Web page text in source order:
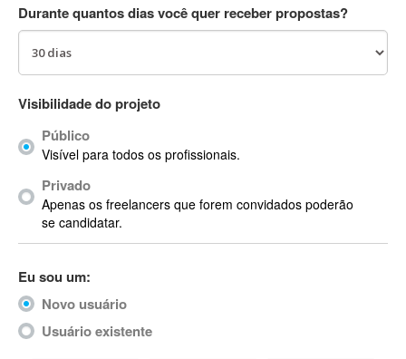
AC3
ACID Pro
ACPI
Acrobat
Acrobat X
Acronis
ACT
Actimize
ActionScript
ActionScript 3
Durante quantos dias você quer receber propostas?
Visibilidade do projeto
Público
Visível para todos os profissionais.
Privado
Apenas os freelancers que forem convidados poderão
se candidatar.
Eu sou um:
Novo usuário
Usuário existente